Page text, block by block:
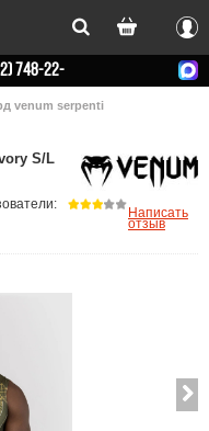
Вход
748-22-
venum serpenti
S/L
Написать
отзыв